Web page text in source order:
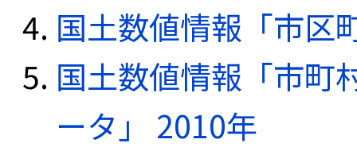
国土数値情報「市区
国土数値情報「市町
ータ」 2010年